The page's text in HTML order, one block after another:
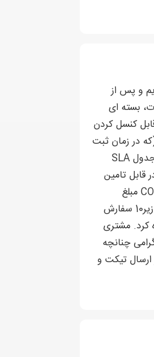
و پس از
بسته ای
کنسل کردن
در زمان ثبت
سفارش نشان داده میشود) مندرج در توضیحات هر فعال پستی قید گردیده میباشد. بارهای پستی که مدت زمان ارسال آن ها بیش از زمان مندرج در جدول SLA
تامین
غرامت ناشی از تاخیر یا خسارت بر مرسوله را نخواهد داشت و این تعهد بر عهده شرکت ارسال کننده میباشد. برای استفاده از سرویس پس کرایه یا COD مبلغ
5،000،000 ريال داخل کیف پول بلوکه خواهد شد. درصورت درخواست کنسل کردن حساب پس کرایه، چنانچه تعداد سفارش های پس کرایه ثبت شده زیر10 سفارش
کرد. مشتری
چنانچه
پول امکان پذیر می باشد که ۷۲ ساعت کاری پس از ارسال تیکت و